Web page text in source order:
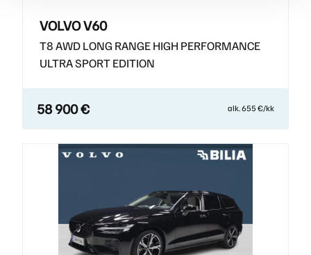
VOLVO V60
T8 AWD LONG RANGE HIGH PERFORMANCE
ULTRA SPORT EDITION
58 900 € alk. 655 €/kk